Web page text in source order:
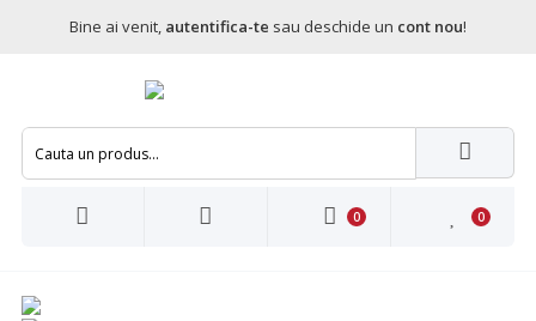
Bine ai venit, autentifica-te sau deschide un cont nou!
0 0